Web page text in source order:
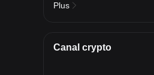
Plus
Canal crypto